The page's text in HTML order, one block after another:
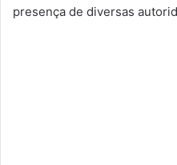
presença de diversas